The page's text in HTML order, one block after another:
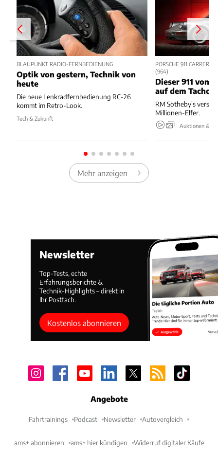
BLAUPUNKT RADIO-FERNBEDIENUNG
Optik von gestern, Technik von
heute
Die neue Lenkradfernbedienung RC-26
kommt im Retro-Look.
Tech & Zukunft
PORSCHE 911 CARRERA
964)
Dieser 911 von
auf dem Tacho
RM Sotheby's
Millionen-Elfer.
Auktionen &
Mehr anzeigen
Newsletter
Top-Tests, echte
Erfahrungsberichte &
Technik-Highlights – direkt in
Ihr Postfach.
Kostenlos abonnieren
Angebote
Fahrtrainings Podcast Newsletter Autovergleich
ams+ abonnieren ams+ hier kündigen Widerruf digitaler Käufe